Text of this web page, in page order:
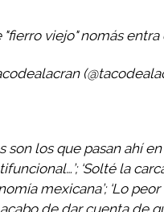
"fierro viejo" nomás
son los que pasan ahí
‘Solté la
mexicana’; ‘Lo
acabo de dar cuenta de